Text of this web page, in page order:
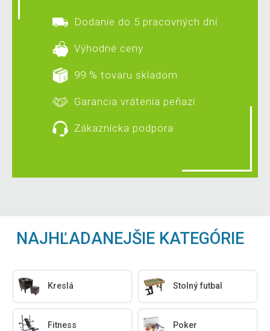
Dodanie do 5 pracovných dní
Výhodné ceny
99 % tovaru skladom
Garancia vrátenia peňazí
Zákaznícka podpora
NAJHĽADANEJŠIE KATEGÓRIE
Kreslá Stolný futbal
Fitness Poker